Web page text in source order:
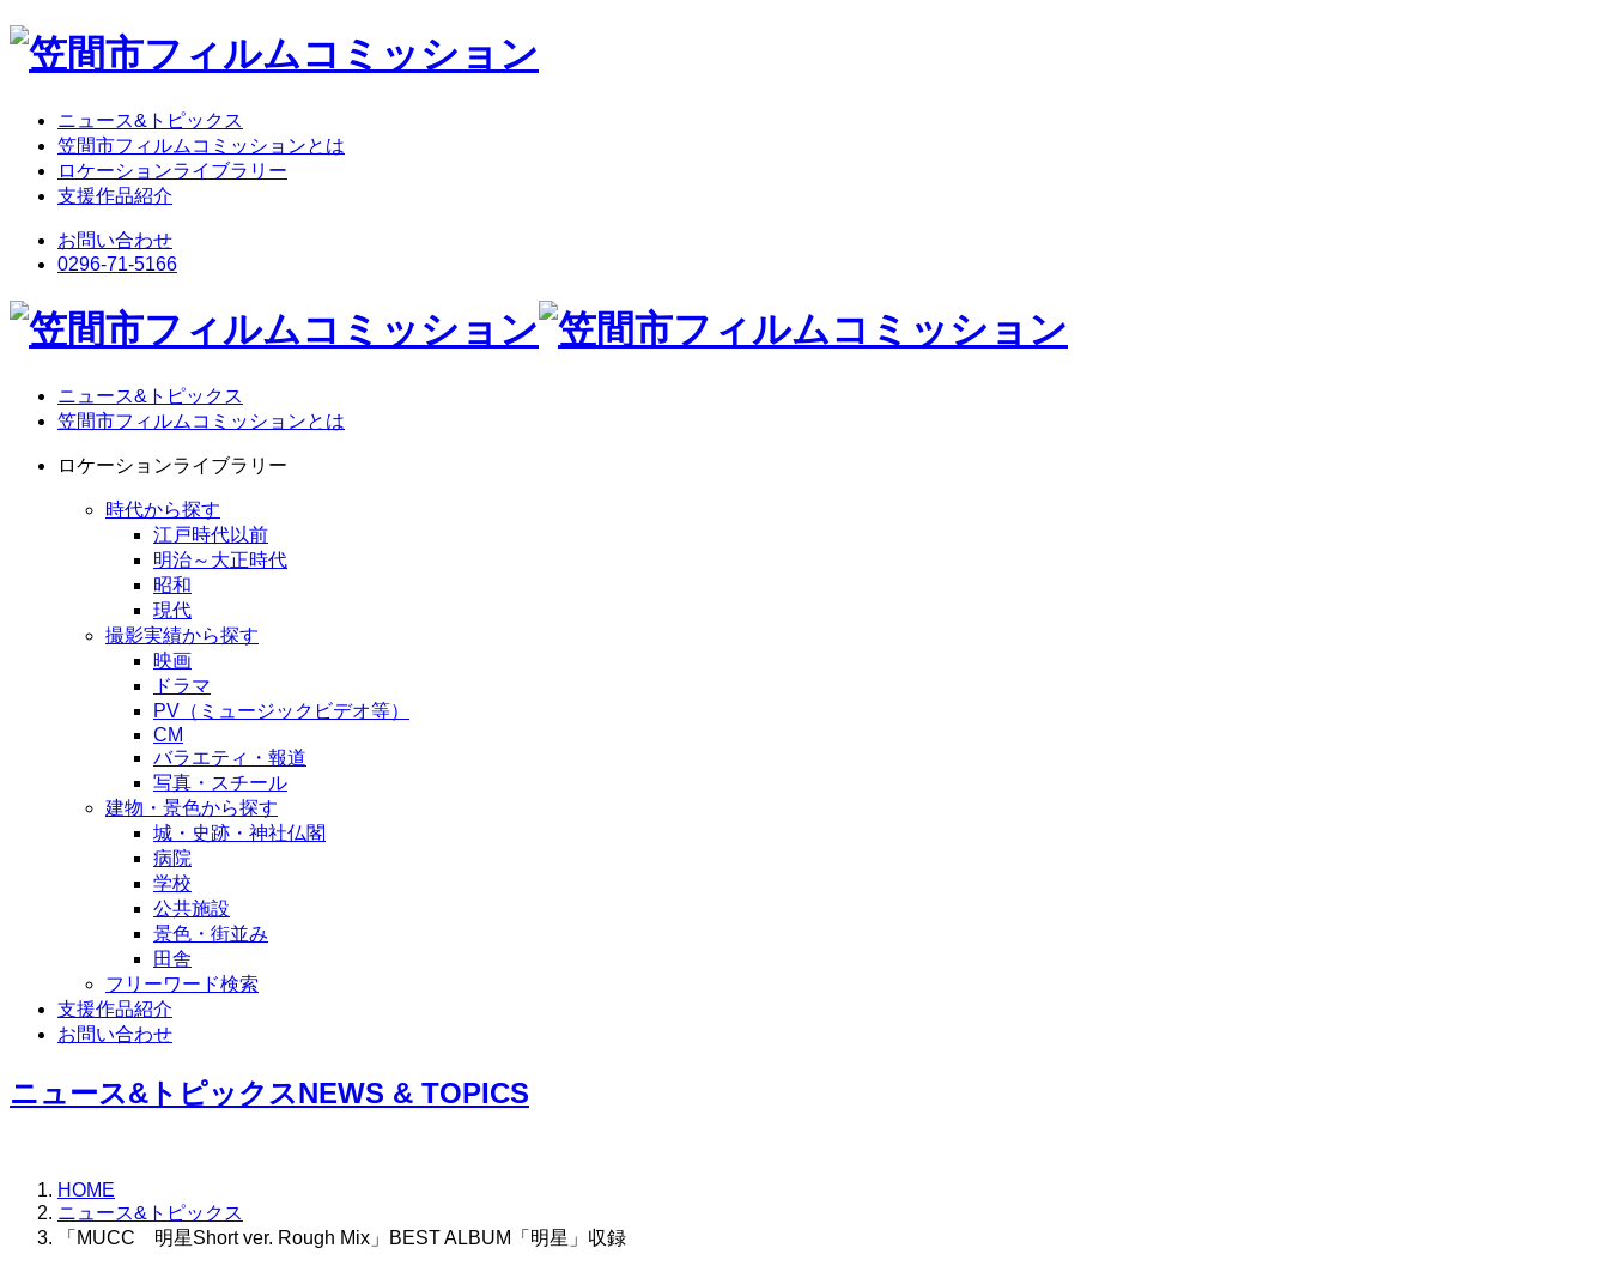
ニュース&トピックス
笠間市フィルムコミッションとは
ロケーションライブラリー
支援作品紹介
お問い合わせ
0296-71-5166
ニュース&トピックス
笠間市フィルムコミッションとは
ロケーションライブラリー
時代から探す
江戸時代以前
明治～大正時代
昭和
現代
撮影実績から探す
映画
ドラマ
PV（ミュージックビデオ等）
CM
バラエティ・報道
写真・スチール
建物・景色から探す
城・史跡・神社仏閣
病院
学校
公共施設
景色・街並み
田舎
フリーワード検索
支援作品紹介
お問い合わせ
ニュース&トピックスNEWS & TOPICS
HOME
ニュース&トピックス
「MUCC 明星Short ver. Rough Mix」BEST ALBUM「明星」収録